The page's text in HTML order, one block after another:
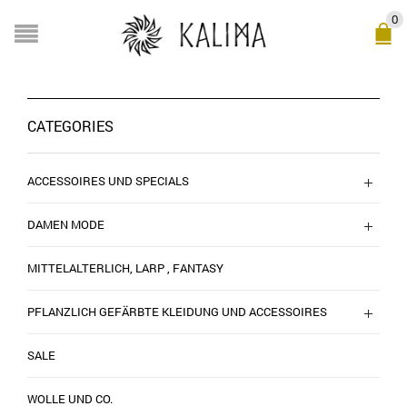
0
CATEGORIES
ACCESSOIRES UND SPECIALS
DAMEN MODE
MITTELALTERLICH, LARP , FANTASY
PFLANZLICH GEFÄRBTE KLEIDUNG UND ACCESSOIRES
SALE
WOLLE UND CO.